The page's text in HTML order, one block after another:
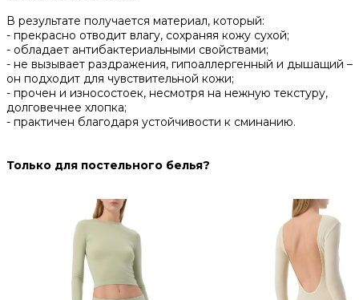
В результате получается материал, который:
- прекрасно отводит влагу, сохраняя кожу сухой;
- обладает антибактериальными свойствами;
- не вызывает раздражения, гипоаллергенный и дышащий –
он подходит для чувствительной кожи;
- прочен и износостоек, несмотря на нежную текстуру,
долговечнее хлопка;
- практичен благодаря устойчивости к сминанию.
Только для постельного белья?